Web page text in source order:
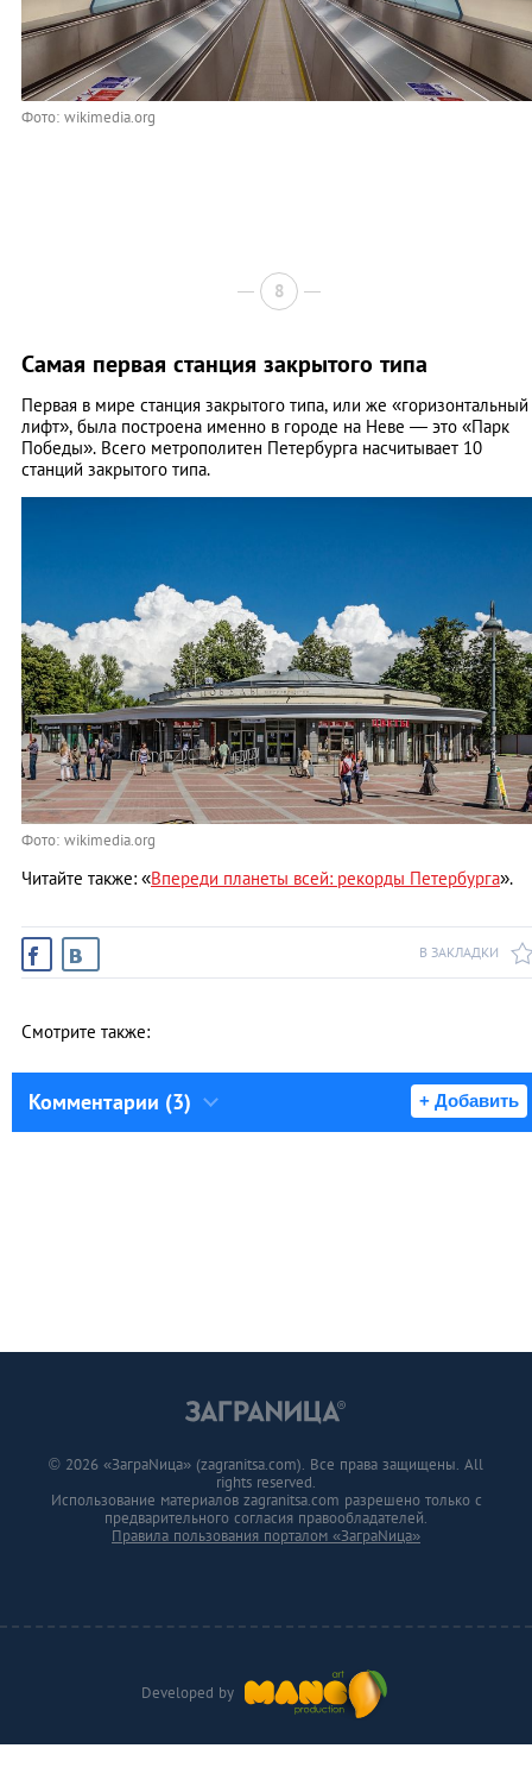
Фото: wikimedia.org
8
Самая первая станция закрытого типа
Первая в мире станция закрытого типа, или же «горизонтальный
лифт», была построена именно в городе на Неве — это «Парк
Победы». Всего метрополитен Петербурга насчитывает 10
станций закрытого типа.
Фото: wikimedia.org
Читайте также: «Впереди планеты всей: рекорды Петербурга».
В ЗАКЛАДКИ
Смотрите также:
Комментарии (3) + Добавить
Developed by
© 2026 «ЗаграNица» (zagranitsa.com). Все права защищены. All
rights reserved.
Использование материалов zagranitsa.com разрешено только с
предварительного согласия правообладателей.
Правила пользования порталом «ЗаграNица»